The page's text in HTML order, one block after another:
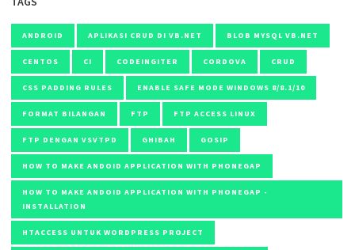
ANDROID APLIKASI CRUD DI VB.NET BLOB MYSQL VB.NET
CENTOS CI CODEINGITER CORDOVA CRUD
CSS PADDING RULES ENABLE SAFE MODE WINDOWS 8/8.1/10
FORMAT BILANGAN FTP FTP ACCESS LINUX
FTP DENGAN VSVTPD GHIBAH GOSIP
HOW TO MAKE ANDOID APPLICATION WITH PHONEGAP
HOW TO MAKE ANDOID APPLICATION WITH PHONEGAP -
INSTALLATION
HTACCESS UNTUK WORDPRESS PROJECT